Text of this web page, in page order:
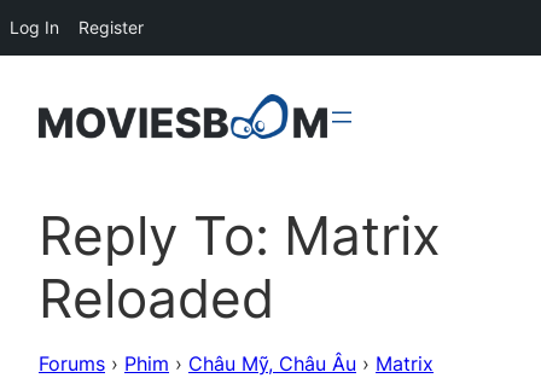
Reply To: Matrix
Reloaded
Forums › Phim › Châu Mỹ, Châu Âu › Matrix
Log In Register